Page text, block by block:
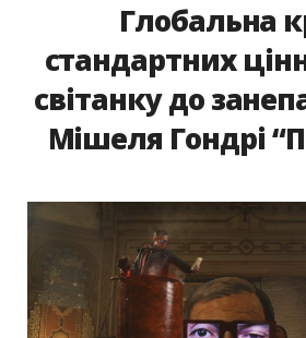
Глобальна
стандартних
світанку до
Мішеля Гондрі